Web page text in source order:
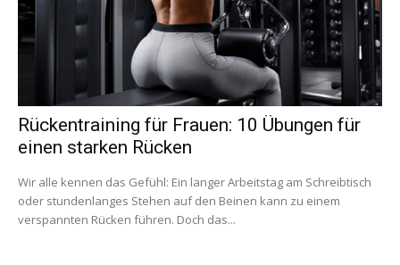
Rückentraining für Frauen: 10 Übungen für
einen starken Rücken
Wir alle kennen das Gefühl: Ein langer Arbeitstag am Schreibtisch
oder stundenlanges Stehen auf den Beinen kann zu einem
verspannten Rücken führen. Doch das...